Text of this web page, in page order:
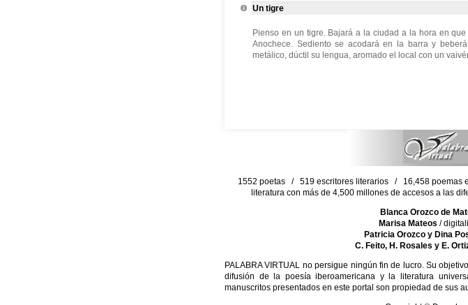
Un tigre
Pienso en un tigre. Bajará a la ciudad a la hora en
Anochece. Sediento se acodará en la barra y
metálico, dúctil su lengua, aromado el local con un
1552 poetas / 519 escritores literarios / 16,458
literatura con más de 4,500 millones de accesos a las
Blanca Orozco de
Marisa Mateos /
Patricia Orozco y Dina
C. Feito, H. Rosales y E.
PALABRA VIRTUAL no persigue ningún fin de lucro. Su
difusión de la poesía iberoamericana y la literatura
manuscritos presentados en este portal son propiedad de sus